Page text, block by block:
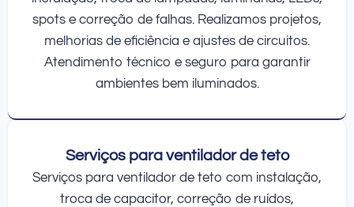
spots e correção de falhas. Realizamos projetos,
melhorias de eficiência e ajustes de circuitos.
Atendimento técnico e seguro para garantir
ambientes bem iluminados.
Serviços para ventilador de teto
Serviços para ventilador de teto com instalação,
troca de capacitor, correção de ruídos,